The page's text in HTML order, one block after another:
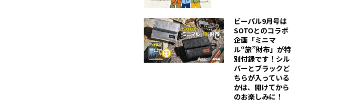
ビーパル9月号は
SOTOとのコラボ
企画「ミニマ
ル“旅”財布」が特
別付録です！シル
バーとブラックど
ちらが入っている
かは、開けてから
のお楽しみに！